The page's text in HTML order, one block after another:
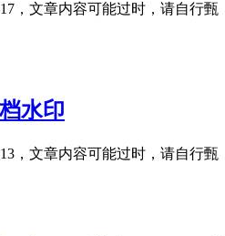
，文章内容可能过时，请自行甄
水印
，文章内容可能过时，请自行甄